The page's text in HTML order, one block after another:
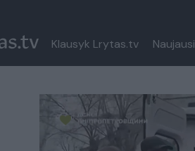
Klausyk Lrytas.tv Naujausi
Paremkite Ukrainą